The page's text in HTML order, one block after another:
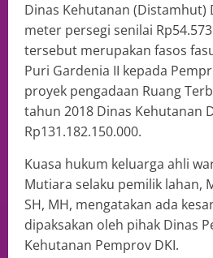
Dinas Kehutanan (Distamhut)
meter persegi senilai
tersebut merupakan fasos
Puri Gardenia II kepada
proyek pengadaan Ruang
tahun 2018 Dinas Kehutanan
Rp131.182.150.000.
Kuasa hukum keluarga ahli
Mutiara selaku pemilik lahan,
SH, MH, mengatakan ada
dipaksakan oleh pihak Dinas
Kehutanan Pemprov DKI.